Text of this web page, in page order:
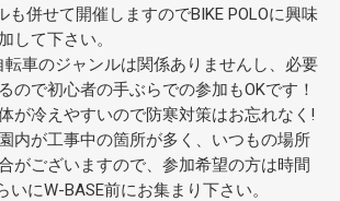
も併せて開催しますのでBIKE POLOに興味
して下さい。
転車のジャンルは関係ありませんし、必要
ので初心者の手ぶらでの参加もOKです！
が冷えやすいので防寒対策はお忘れなく!
内が工事中の箇所が多く、いつもの場所
がございますので、参加希望の方は時間
いにW-BASE前にお集まり下さい。